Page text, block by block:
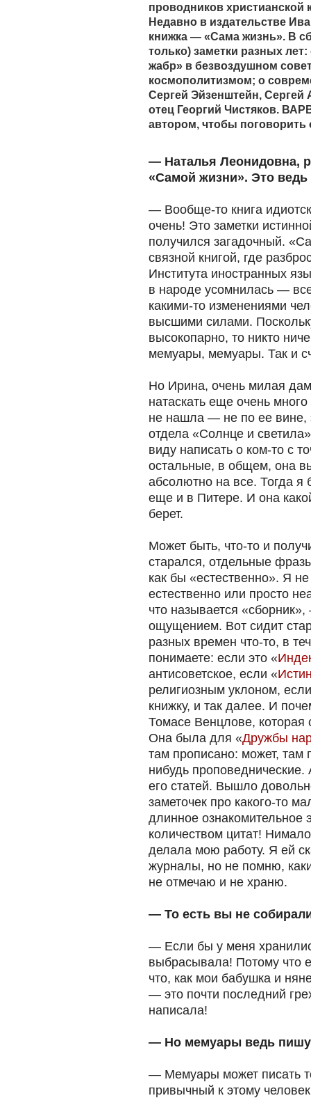
проводников
Недавно в издательстве
книжка — «Сама жизнь». В
только) заметки разных
жабр» в безвоздушном
космополитизмом; о
Сергей Эйзенштейн,
отец Георгий Чистяков.
автором, чтобы поговорить
— Наталья Леонидовна,
«Самой жизни». Это
— Вообще-то книга
очень! Это заметки
получился загадочный.
связной книгой, где
Института иностранных
в народе усомнилась —
какими-то изменениями
высшими силами.
высокопарно, то никто
мемуары, мемуары. Так и
Но Ирина, очень милая
натаскать еще очень
не нашла — не по ее вине,
отдела «Солнце и
виду написать о ком-то с
остальные, в общем, она
абсолютно на все. Тогда я
еще и в Питере. И она
берет.
Может быть, что-то и
старался, отдельные
как бы «естественно». Я
естественно или просто
что называется
ощущением. Вот сидит
разных времен что-то, в
понимаете: если это «
антисоветское, если «
религиозным уклоном,
книжку, и так далее. И
Томасе Венцлове, которая
Она была для «Дружбы
там прописано: может, там
нибудь
его статей. Вышло
заметочек про какого-то
длинное ознакомительное
количеством цитат!
делала мою работу. Я ей
журналы, но не помню,
не отмечаю и не храню.
— То есть вы не
— Если бы у меня
выбрасывала! Потому что
что, как мои бабушка и
— это почти последний
написала!
— Но мемуары ведь
— Мемуары может писать
привычный к этому